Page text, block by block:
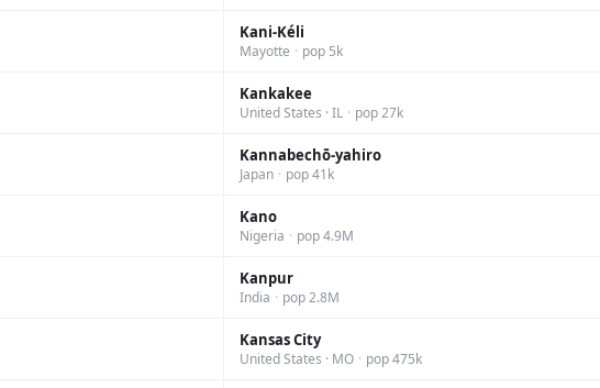
Kani-Kéli
Mayotte · pop 5k
Kankakee
United States · IL · pop 27k
Kannabechō-yahiro
Japan · pop 41k
Kano
Nigeria · pop 4.9M
Kanpur
India · pop 2.8M
Kansas City
United States · MO · pop 475k